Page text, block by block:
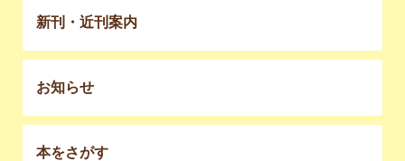
新刊・近刊案内
お知らせ
本をさがす